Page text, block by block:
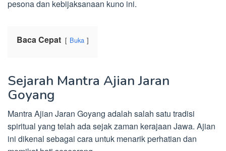
pesona dan kebijaksanaan kuno ini.
Baca Cepat Buka
Sejarah Mantra Ajian Jaran
Goyang
Mantra Ajian Jaran Goyang adalah salah satu tradisi
spiritual yang telah ada sejak zaman kerajaan Jawa. Ajian
ini dikenal sebagai cara untuk menarik perhatian dan